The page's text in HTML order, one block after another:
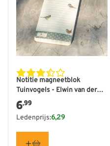
Notitie magneetblok
Tuinvogels - Elwin van der
Kolk
6,99
Ledenprijs:6,29